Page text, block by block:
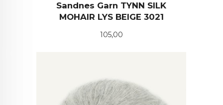
Sandnes Garn TYNN SILK
MOHAIR LYS BEIGE 3021
Pris
105,00